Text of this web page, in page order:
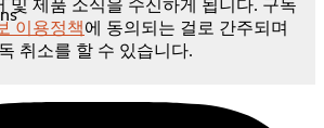
및 제품 소식을 수신하게 됩니다. 구독
이용정책에 동의되는 걸로 간주되며
취소를 할 수 있습니다.